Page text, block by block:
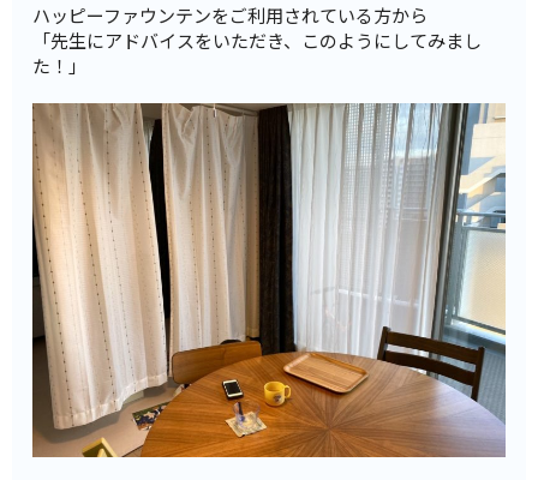
ハッピーファウンテンをご利用されている方から
「先生にアドバイスをいただき、このようにしてみまし
た！」